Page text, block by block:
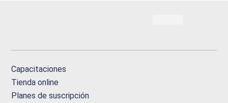
Capacitaciones
Tienda online
Planes de suscripción